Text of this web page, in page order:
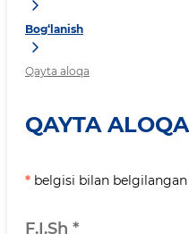
Bog‘lanish
Qayta aloqa
QAYTA ALOQA
* belgisi bilan
F.I.Sh *